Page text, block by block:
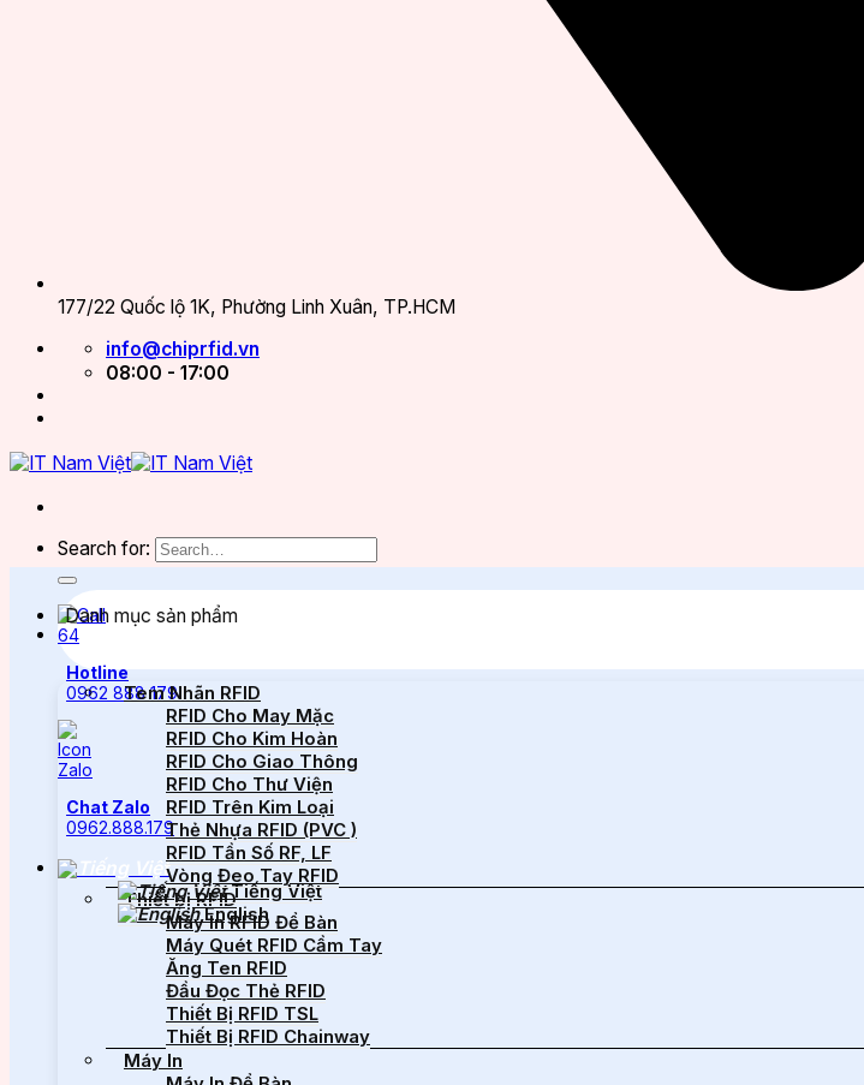
177/22 Quốc lộ 1K, Phường Linh Xuân, TP.HCM
info@chiprfid.vn
08:00 - 17:00
Search for:
Hotline
0962 888 179
Chat Zalo
0962.888.179
Tiếng Việt
English
Danh mục sản phẩm
Tem Nhãn RFID
RFID Cho May Mặc
RFID Cho Kim Hoàn
RFID Cho Giao Thông
RFID Cho Thư Viện
RFID Trên Kim Loại
Thẻ Nhựa RFID (PVC )
RFID Tần Số RF, LF
Vòng Đeo Tay RFID
Thiết bị RFID
Máy In RFID Để Bàn
Máy Quét RFID Cầm Tay
Ăng Ten RFID
Đầu Đọc Thẻ RFID
Thiết Bị RFID TSL
Thiết Bị RFID Chainway
Máy In